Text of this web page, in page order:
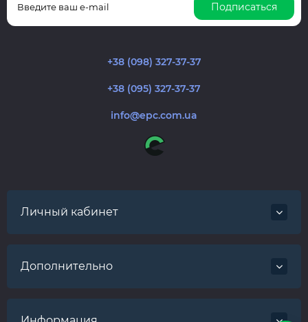
Подписаться
+38 (098) 327-37-37
+38 (095) 327-37-37
info@epc.com.ua
Личный кабинет
Дополнительно